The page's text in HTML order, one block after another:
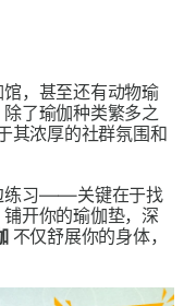
，甚至还有动物瑜
了瑜伽种类繁多之
其浓厚的社群氛围和
练习——关键在于找
开你的瑜伽垫，深
不仅舒展你的身体，